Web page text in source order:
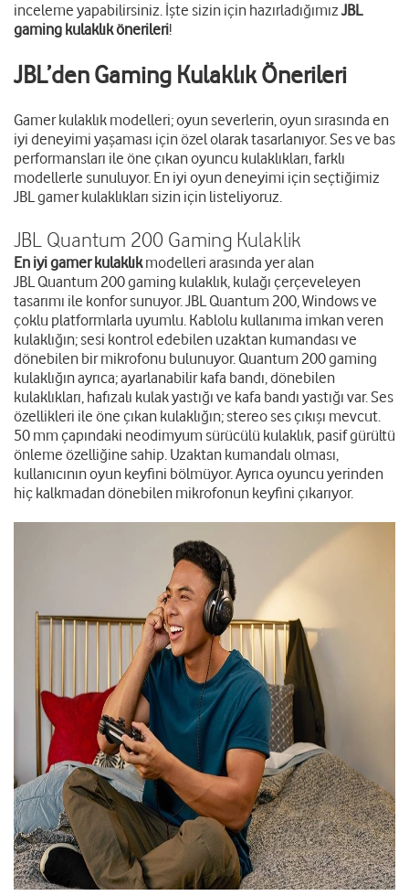
inceleme yapabilirsiniz. İşte sizin için hazırladığımız JBL
gaming kulaklık önerileri!
JBL’den Gaming Kulaklık Önerileri
Gamer kulaklık modelleri; oyun severlerin, oyun sırasında en
iyi deneyimi yaşaması için özel olarak tasarlanıyor. Ses ve bas
performansları ile öne çıkan oyuncu kulaklıkları, farklı
modellerle sunuluyor. En iyi oyun deneyimi için seçtiğimiz
JBL gamer kulaklıkları sizin için listeliyoruz.
JBL Quantum 200 Gaming Kulaklik
En iyi gamer kulaklıkmodelleri arasında yer alan
JBL Quantum 200 gaming kulaklık, kulağı çerçeveleyen
tasarımı ile konfor sunuyor. JBL Quantum 200, Windows ve
çoklu platformlarla uyumlu. Kablolu kullanıma imkan veren
kulaklığın; sesi kontrol edebilen uzaktan kumandası ve
dönebilen bir mikrofonu bulunuyor. Quantum 200 gaming
kulaklığın ayrıca; ayarlanabilir kafa bandı, dönebilen
kulaklıkları, hafızalı kulak yastığı ve kafa bandı yastığı var. Ses
özellikleri ile öne çıkan kulaklığın; stereo ses çıkışı mevcut.
50 mm çapındaki neodimyum sürücülü kulaklık, pasif gürültü
önleme özelliğine sahip. Uzaktan kumandalı olması,
kullanıcının oyun keyfini bölmüyor. Ayrıca oyuncu yerinden
hiç kalkmadan dönebilen mikrofonun keyfini çıkarıyor.